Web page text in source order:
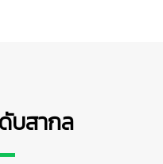
บสากล